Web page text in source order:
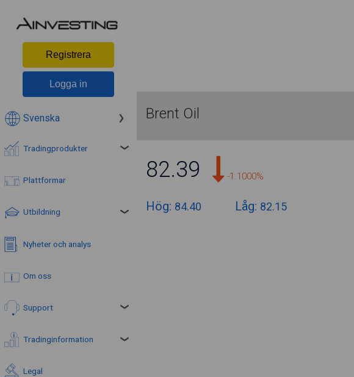
Registrera
Logga in
Svenska
Tradingprodukter
Plattformar
Utbildning
Nyheter och analys
Om oss
Support
Tradinginformation
Legal
Brent Oil
82.39 -1.1000%
Hög: 84.40 Låg: 82.15